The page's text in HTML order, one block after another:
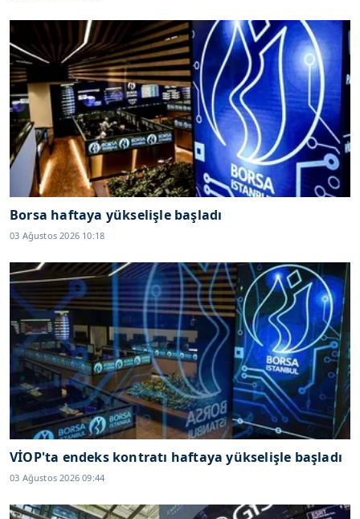
Borsa haftaya yükselişle başladı
03 Ağustos 2026 10:18
VİOP'ta endeks kontratı haftaya yükselişle başladı
03 Ağustos 2026 09:44